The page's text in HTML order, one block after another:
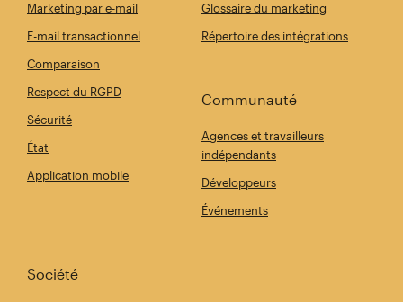
Marketing par e-mail
E-mail transactionnel
Comparaison
Respect du RGPD
Sécurité
État
Application mobile
Glossaire du marketing
Répertoire des intégrations
Communauté
Agences et travailleurs
indépendants
Développeurs
Événements
Société